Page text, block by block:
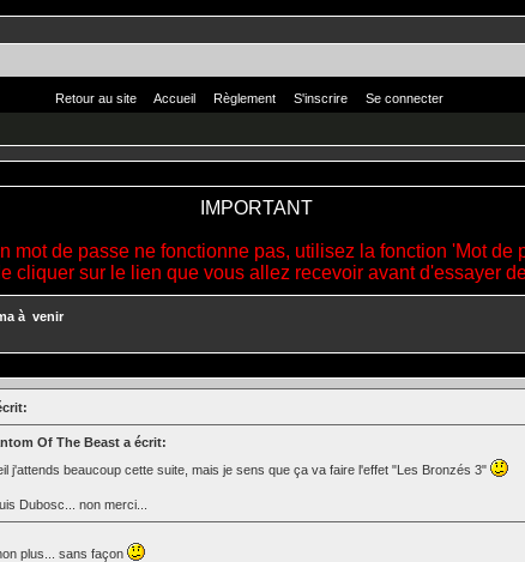
Retour au site Accueil Règlement S'inscrire Se connecter
IMPORTANT
mot de passe ne fonctionne pas, utilisez la fonction 'Mot de
cliquer sur le lien que vous allez recevoir avant d'essayer
à venir
Of The Beast a écrit:
j'attends beaucoup cette suite, mais je sens que ça va faire l'effet "Les Bronzés 3"
Dubosc... non merci...
plus... sans façon